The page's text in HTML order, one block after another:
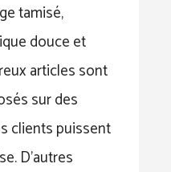
tamisé,
douce et
articles sont
sur des
clients puissent
D’autres